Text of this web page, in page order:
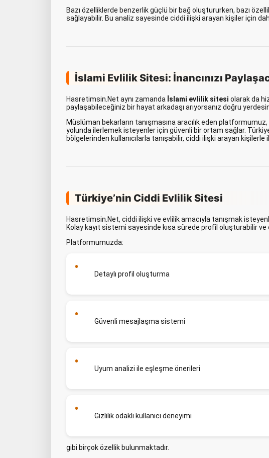
Bazı özelliklerde benzerlik güçlü bir bağ oluştururken, bazı
sağlayabilir. Bu analiz sayesinde ciddi ilişki arayan kişiler için
İslami Evlilik Sitesi: İnancınızı
Hasretimsin.Net aynı zamanda İslami evlilik sitesi olarak da
paylaşabileceğiniz bir hayat arkadaşı arıyorsanız doğru
Müslüman bekarların tanışmasına aracılık eden
yolunda ilerlemek isteyenler için güvenli bir ortam sağlar.
bölgelerinden kullanıcılarla tanışabilir, ciddi ilişki arayan
Türkiye’nin Ciddi Evlilik Sitesi
Hasretimsin.Net, ciddi ilişki ve evlilik amacıyla tanışmak
Kolay kayıt sistemi sayesinde kısa sürede profil oluşturabilir
Platformumuzda:
Detaylı profil oluşturma
Güvenli mesajlaşma sistemi
Uyum analizi ile eşleşme önerileri
Gizlilik odaklı kullanıcı deneyimi
gibi birçok özellik bulunmaktadır.